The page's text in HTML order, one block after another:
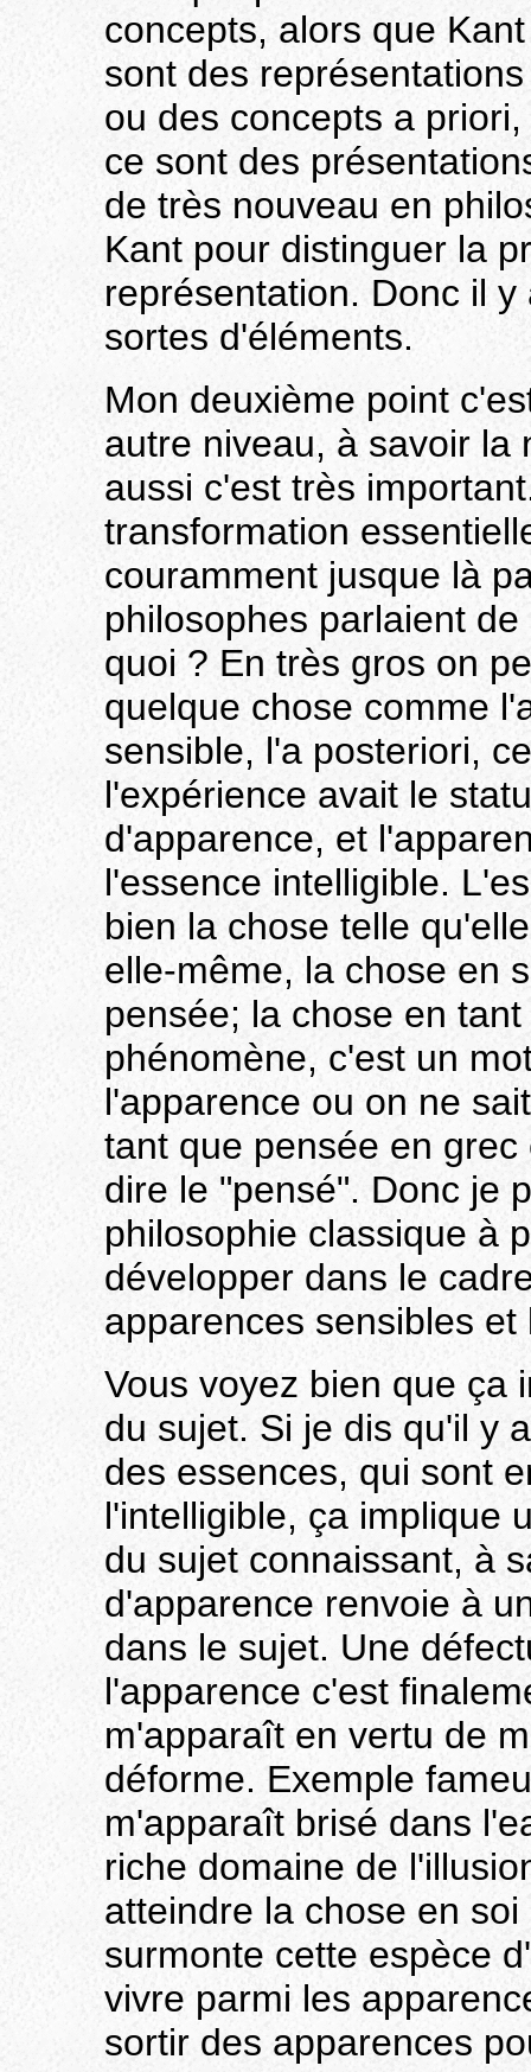
concepts, alors que
sont des
ou des concepts a
ce sont des
de très nouveau en
Kant pour distinguer la
représentation. Donc il
sortes d'éléments.
Mon deuxième point
autre niveau, à savoir la
aussi c'est très
transformation
couramment jusque là
philosophes parlaient
quoi ? En très gros on
quelque chose comme
sensible, l'a posteriori,
l'expérience avait le
d'apparence, et
l'essence intelligible.
bien la chose telle
elle-même, la chose en
pensée; la chose en
phénomène, c'est un
l'apparence ou on ne
tant que pensée en
dire le "pensé". Donc je
philosophie classique à
développer dans le
apparences sensibles
Vous voyez bien que ça
du sujet. Si je dis qu'il y
des essences, qui sont
l'intelligible, ça implique
du sujet connaissant, à
d'apparence renvoie à
dans le sujet. Une
l'apparence c'est
m'apparaît en vertu de
déforme. Exemple
m'apparaît brisé dans
riche domaine de
atteindre la chose en
surmonte cette espèce
vivre parmi les
sortir des apparences